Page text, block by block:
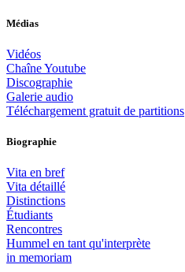
Médias
Vidéos
Chaîne Youtube
Discographie
Galerie audio
Téléchargement gratuit de partitions
Biographie
Vita en bref
Vita détaillé
Distinctions
Étudiants
Rencontres
Hummel en tant qu'interprète
in memoriam